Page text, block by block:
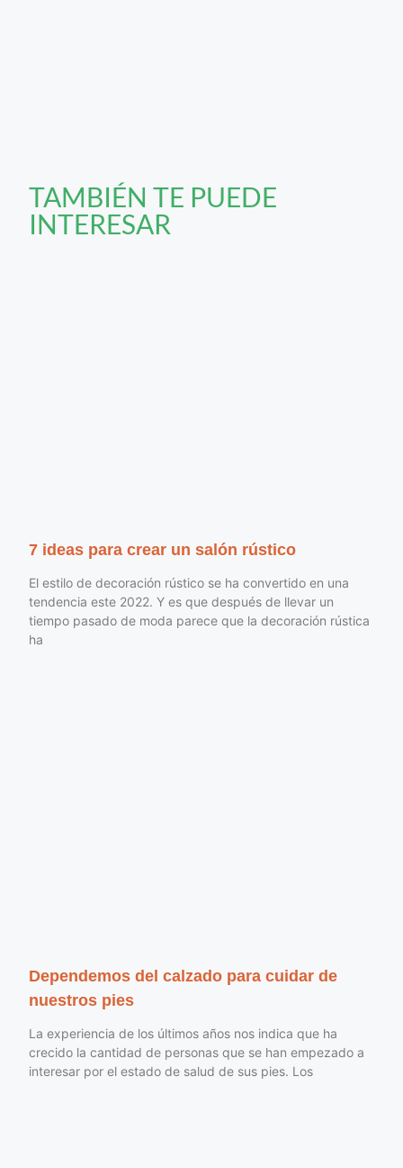
TAMBIÉN TE PUEDE
INTERESAR
7 ideas para crear un salón rústico
El estilo de decoración rústico se ha convertido en una
tendencia este 2022. Y es que después de llevar un
tiempo pasado de moda parece que la decoración rústica
ha
Dependemos del calzado para cuidar de
nuestros pies
La experiencia de los últimos años nos indica que ha
crecido la cantidad de personas que se han empezado a
interesar por el estado de salud de sus pies. Los